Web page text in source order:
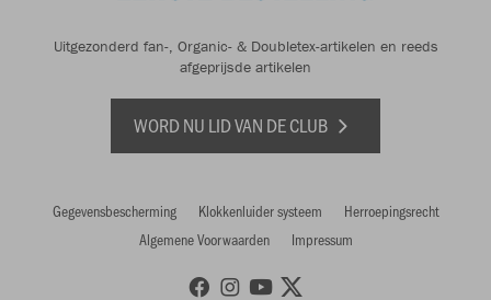
Uitgezonderd fan-, Organic- & Doubletex-artikelen en reeds
afgeprijsde artikelen
WORD NU LID VAN DE CLUB
Gegevensbescherming Klokkenluider systeem
Herroepingsrecht
Algemene Voorwaarden
Impressum